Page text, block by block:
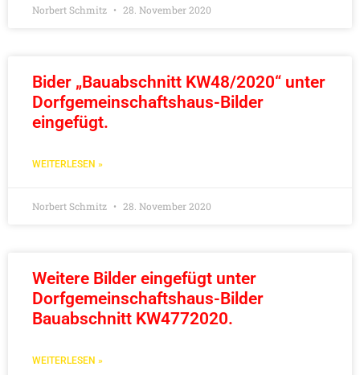
Norbert Schmitz 28. November 2020
Bider „Bauabschnitt KW48/2020“ unter
Dorfgemeinschaftshaus-Bilder
eingefügt.
WEITERLESEN »
Norbert Schmitz 28. November 2020
Weitere Bilder eingefügt unter
Dorfgemeinschaftshaus-Bilder
Bauabschnitt KW4772020.
WEITERLESEN »